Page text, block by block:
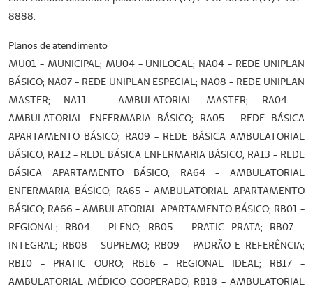
8888.
Planos de atendimento
MU01 - MUNICIPAL; MU04 - UNILOCAL; NA04 - REDE UNIPLAN
BÁSICO; NA07 - REDE UNIPLAN ESPECIAL; NA08 - REDE UNIPLAN
MASTER; NA11 - AMBULATORIAL MASTER; RA04 -
AMBULATORIAL ENFERMARIA BÁSICO; RA05 - REDE BÁSICA
APARTAMENTO BÁSICO; RA09 - REDE BÁSICA AMBULATORIAL
BÁSICO; RA12 - REDE BÁSICA ENFERMARIA BÁSICO; RA13 - REDE
BÁSICA APARTAMENTO BÁSICO; RA64 - AMBULATORIAL
ENFERMARIA BÁSICO; RA65 - AMBULATORIAL APARTAMENTO
BÁSICO; RA66 - AMBULATORIAL APARTAMENTO BÁSICO; RB01 -
REGIONAL; RB04 - PLENO; RB05 - PRATIC PRATA; RB07 -
INTEGRAL; RB08 - SUPREMO; RB09 - PADRÃO E REFERÊNCIA;
RB10 - PRATIC OURO; RB16 - REGIONAL IDEAL; RB17 -
AMBULATORIAL MÉDICO COOPERADO; RB18 - AMBULATORIAL